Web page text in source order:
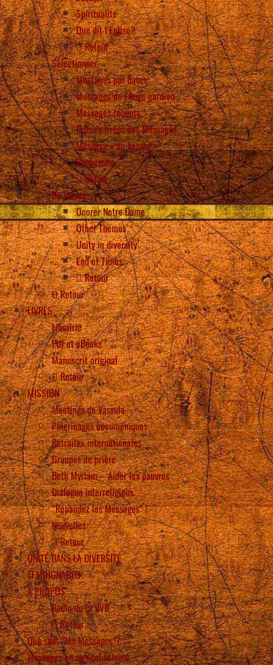
Spiritualité
Que dit l’Eglise?
Retour
Selectionner
Messages par dates
Messages de l’Ange gardien
Messages récents
Prières tirées des Messages
Message « au hasard »
Recherche
Retour
By Theme
Onorer Notre Dame
Other Themes
Unity in diversity
End of Times
Retour
Retour
LIVRES
Librairie
Pdf et eBooks
Manuscrit original
Retour
MISSION
Meetings de Vassula
Pèlerinages oecuméniques
Retraites internationales
Groupes de prière
Beth Myriam – Aider les pauvres
Dialogue interreligieux
“Répandez les Messages” !
Nouvelles
Retour
UNITÉ DANS LA DIVERSITÉ
TÉMOIGNAGES
À PROPOS
Radio de la VVD
Retour
Que sont “les Messages”?
Messages en un seul volume